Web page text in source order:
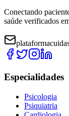
Conectando
saúde verificados
Especialidades
Psicologia
Psiquiatria